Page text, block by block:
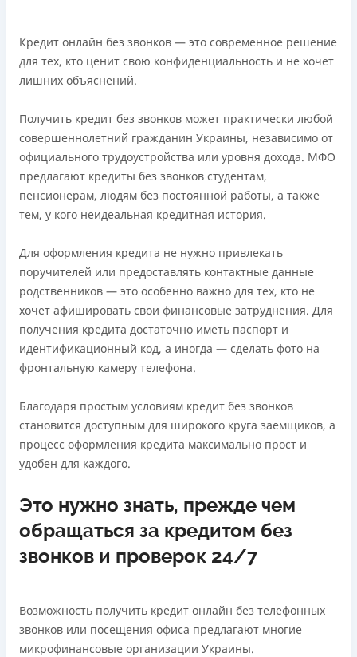
Кредит онлайн без звонков — это современное решение
для тех, кто ценит свою конфиденциальность и не хочет
лишних объяснений.
Получить кредит без звонков может практически любой
совершеннолетний гражданин Украины, независимо от
официального трудоустройства или уровня дохода. МФО
предлагают кредиты без звонков студентам,
пенсионерам, людям без постоянной работы, а также
тем, у кого неидеальная кредитная история.
Для оформления кредита не нужно привлекать
поручителей или предоставлять контактные данные
родственников — это особенно важно для тех, кто не
хочет афишировать свои финансовые затруднения. Для
получения кредита достаточно иметь паспорт и
идентификационный код, а иногда — сделать фото на
фронтальную камеру телефона.
Благодаря простым условиям кредит без звонков
становится доступным для широкого круга заемщиков, а
процесс оформления кредита максимально прост и
удобен для каждого.
Это нужно знать, прежде чем
обращаться за кредитом без
звонков и проверок 24/7
Возможность получить кредит онлайн без телефонных
звонков или посещения офиса предлагают многие
микрофинансовые организации Украины.